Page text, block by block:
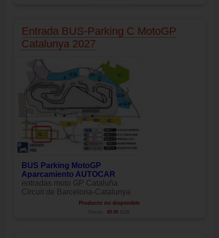
Entrada BUS-Parking C MotoGP
Catalunya 2027
BUS Parking MotoGP
Aparcamiento AUTOCAR
entradas moto GP Cataluña
Circuit de Barcelona-Catalunya
Producto no disponible
Precio: 85.00 EUR